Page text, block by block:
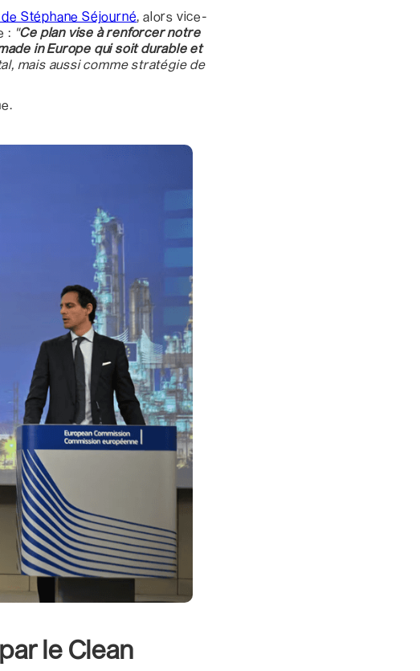
Stéphane Séjourné , alors vice-
: "Ce plan vise à renforcer notre
in Europe qui soit durable et
mais aussi comme stratégie de
le Clean